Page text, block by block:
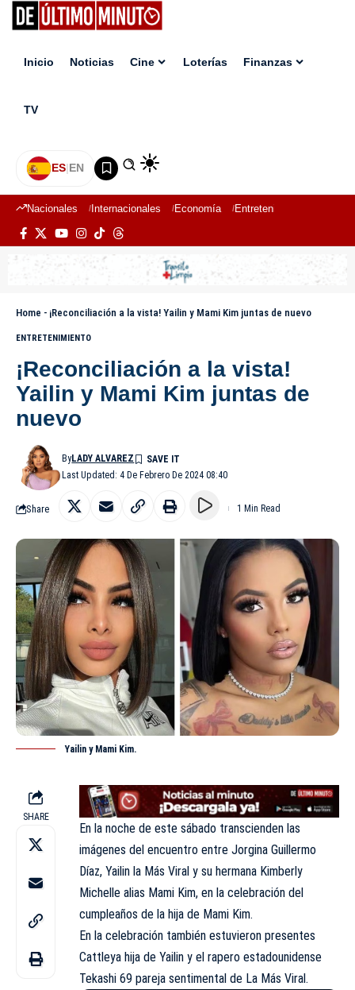
Inicio Noticias Cine Loterías Finanzas
TV
ES|EN
Nacionales Internacionales Economía Entretenimiento
Home - ¡Reconciliación a la vista! Yailin y Mami Kim juntas de nuevo
ENTRETENIMIENTO
¡Reconciliación a la vista!
Yailin y Mami Kim juntas de
nuevo
Last Updated: 4 De Febrero De 2024 08:40
ByLADY ALVAREZ
Share 1 Min Read
Yailin y Mami Kim.
SHARE
En la noche de este sábado transcienden las
imágenes del encuentro entre Jorgina Guillermo
Díaz, Yailin la Más Viral y su hermana Kimberly
Michelle alias Mami Kim, en la celebración del
cumpleaños de la hija de Mami Kim.
En la celebración también estuvieron presentes
Cattleya hija de Yailin y el rapero estadounidense
Tekashi 69 pareja sentimental de La Más Viral.